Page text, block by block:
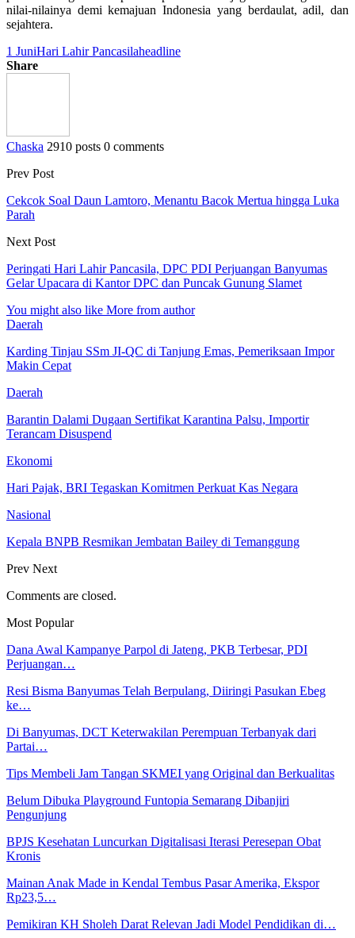
nilai-nilainya demi kemajuan Indonesia yang berdaulat, adil, dan
sejahtera.
1 JuniHari Lahir Pancasilaheadline
Share
Chaska 2910 posts 0 comments
Prev Post
Cekcok Soal Daun Lamtoro, Menantu Bacok Mertua hingga Luka
Parah
Next Post
Peringati Hari Lahir Pancasila, DPC PDI Perjuangan Banyumas
Gelar Upacara di Kantor DPC dan Puncak Gunung Slamet
You might also like More from author
Daerah
Karding Tinjau SSm JI-QC di Tanjung Emas, Pemeriksaan Impor
Makin Cepat
Daerah
Barantin Dalami Dugaan Sertifikat Karantina Palsu, Importir
Terancam Disuspend
Ekonomi
Hari Pajak, BRI Tegaskan Komitmen Perkuat Kas Negara
Nasional
Kepala BNPB Resmikan Jembatan Bailey di Temanggung
Prev Next
Comments are closed.
Most Popular
Dana Awal Kampanye Parpol di Jateng, PKB Terbesar, PDI
Perjuangan…
Resi Bisma Banyumas Telah Berpulang, Diiringi Pasukan Ebeg
ke…
Di Banyumas, DCT Keterwakilan Perempuan Terbanyak dari
Partai…
Tips Membeli Jam Tangan SKMEI yang Original dan Berkualitas
Belum Dibuka Playground Funtopia Semarang Dibanjiri
Pengunjung
BPJS Kesehatan Luncurkan Digitalisasi Iterasi Peresepan Obat
Kronis
Mainan Anak Made in Kendal Tembus Pasar Amerika, Ekspor
Rp23,5…
Pemikiran KH Sholeh Darat Relevan Jadi Model Pendidikan di…